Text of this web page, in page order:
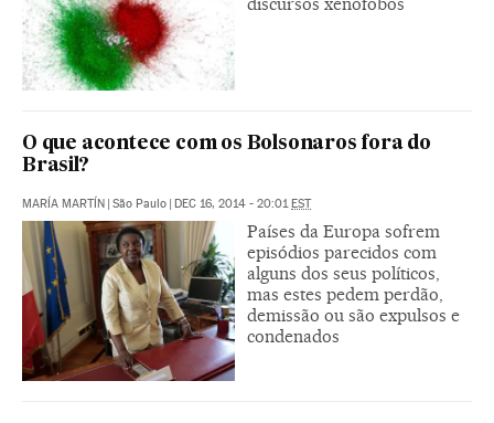
O que acontece com os Bolsonaros fora do
Brasil?
MARÍA MARTÍN | São Paulo | DEC 16, 2014 - 20:01EST
Países da Europa sofrem
episódios parecidos com
alguns dos seus políticos,
mas estes pedem perdão,
demissão ou são expulsos e
condenados